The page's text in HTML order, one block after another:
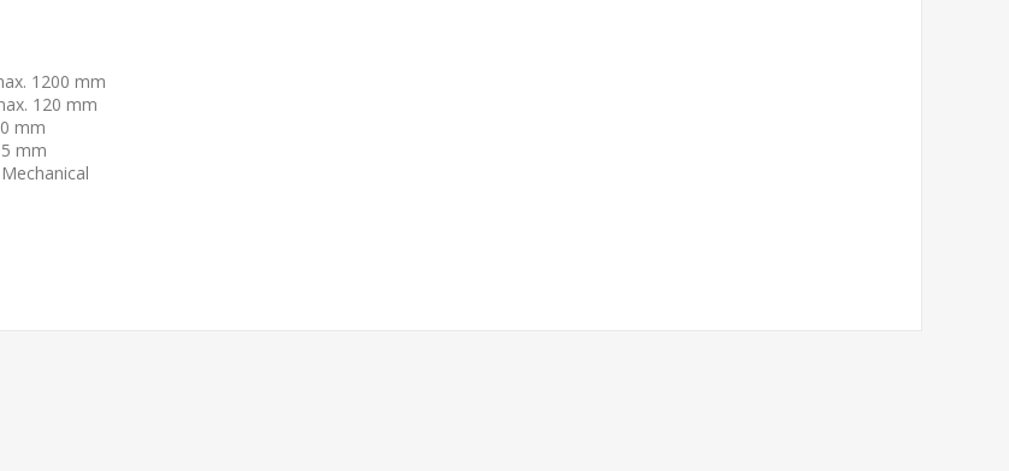
1200 mm
120 mm
mm
5 mm